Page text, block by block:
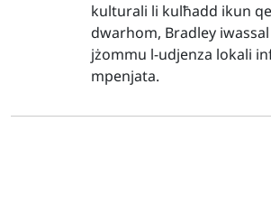
kulturali li kulħadd ikun
dwarhom, Bradley
jżommu l-udjenza lokali
mpenjata.